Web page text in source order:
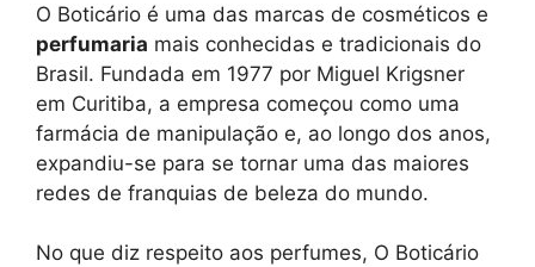
O Boticário é uma das marcas de cosméticos e
perfumaria mais conhecidas e tradicionais do
Brasil. Fundada em 1977 por Miguel Krigsner
em Curitiba, a empresa começou como uma
farmácia de manipulação e, ao longo dos anos,
expandiu-se para se tornar uma das maiores
redes de franquias de beleza do mundo.
No que diz respeito aos perfumes, O Boticário